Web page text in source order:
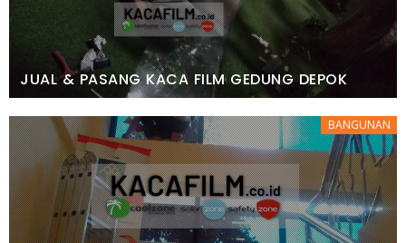
JUAL & PASANG KACA FILM GEDUNG DEPOK
BANGUNAN